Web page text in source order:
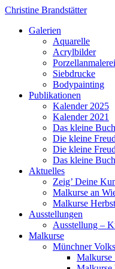
Christine Brandstätter
Galerien
Aquarelle
Acrylbilder
Porzellanmalerei
Siebdrucke
Bodypainting
Publikationen
Kalender 2025
Kalender 2021
Das kleine
Die kleine
Die kleine
Das kleine
Aktuelles
Zeig’ Deine
Malkurse an
Malkurse
Ausstellungen
Ausstellung –
Malkurse
Münchner
Malkurse